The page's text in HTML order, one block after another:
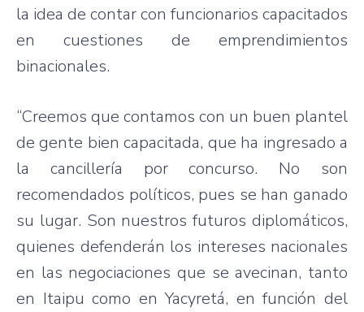
la idea de contar con funcionarios capacitados
en cuestiones de emprendimientos
binacionales.
“Creemos que contamos con un buen plantel
de gente bien capacitada, que ha ingresado a
la cancillería por concurso. No son
recomendados políticos, pues se han ganado
su lugar. Son nuestros futuros diplomáticos,
quienes defenderán los intereses nacionales
en las negociaciones que se avecinan, tanto
en Itaipu como en Yacyretá, en función del